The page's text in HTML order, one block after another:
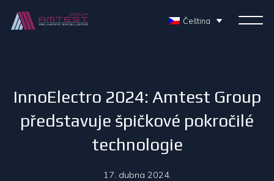
Čeština
InnoElectro 2024: Amtest Group
představuje špičkové pokročilé
technologie
17. dubna 2024.